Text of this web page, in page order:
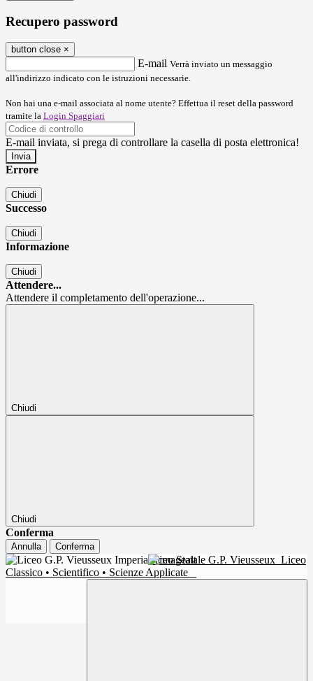
Recupero password
button close ×
E-mail Verrà inviato un messaggio
all'indirizzo indicato con le istruzioni necessarie.
Non hai una e-mail associata al nome utente? Effettua il reset della password
tramite la Login Spaggiari
E-mail inviata, si prega di controllare la casella di posta elettronica!
Errore
Chiudi
Successo
Chiudi
Informazione
Chiudi
Attendere...
Attendere il completamento dell'operazione...
Chiudi
Chiudi
Conferma
Annulla Conferma
Liceo Statale G.P. Vieusseux Liceo
Classico • Scientifico • Scienze Applicate